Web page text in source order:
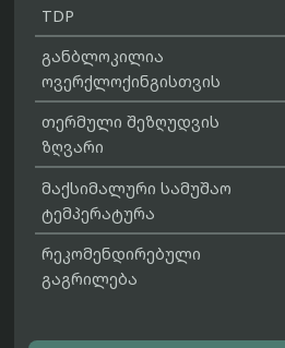
TDP
განბლოკილია
ოვერქლოქინგისთვის
თერმული შეზღუდვის
ზღვარი
მაქსიმალური სამუშაო
ტემპერატურა
რეკომენდირებული
გაგრილება